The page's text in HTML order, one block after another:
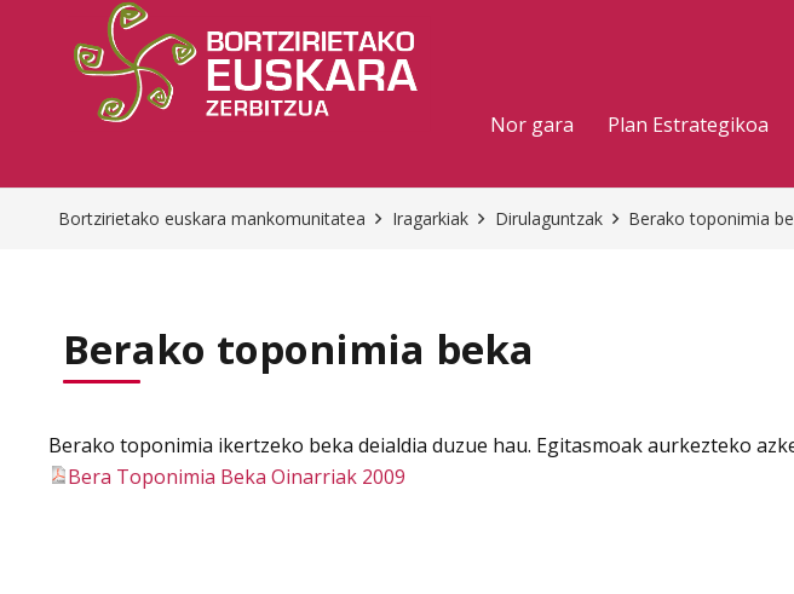
Nor gara Plan Estrategikoa
Bortzirietako euskara mankomunitatea Iragarkiak Dirulaguntzak Berako toponimia
Berako toponimia beka
Berako toponimia ikertzeko beka deialdia duzue hau. Egitasmoak aurkezteko
Bera Toponimia Beka Oinarriak 2009